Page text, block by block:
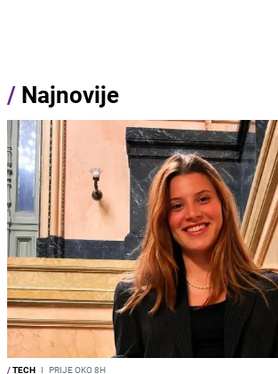
/ Najnovije
/TECH I PRIJE OKO 8H